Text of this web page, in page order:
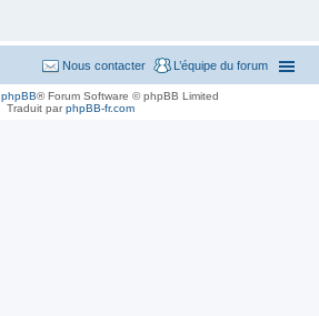
L’équipe du forum
Nous contacter
phpBB® Forum Software © phpBB Limited
Traduit parphpBB-fr.com